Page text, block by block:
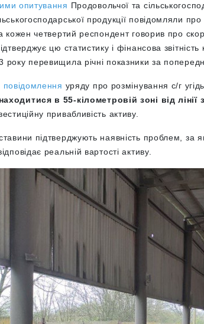
опитування Продовольчої та
продукції повідомляли
а кожен четвертий респондент говорив про
цю статистику і фінансова звітність
року перевищила річні показники за
повідомлення уряду про розмінування с/г
в 55-кілометровій зоні від лінії
привабливість активу.
підтверджують наявність проблем, за
реальній вартості активу.